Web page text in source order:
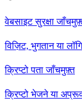
वेबसाइट सुरक्षा जाँच
विज़िट, भुगतान या
क्रिप्टो पता जाँचमुफ़्त
क्रिप्टो भेजने या